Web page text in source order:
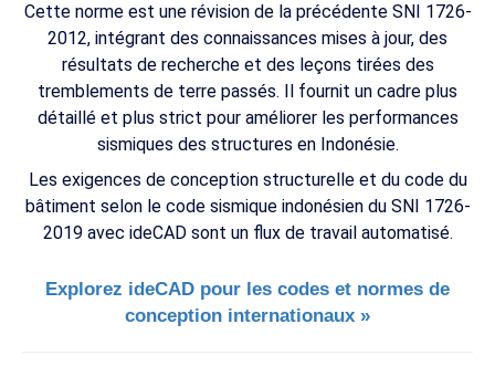
Cette norme est une révision de la précédente SNI 1726-
2012, intégrant des connaissances mises à jour, des
résultats de recherche et des leçons tirées des
tremblements de terre passés. Il fournit un cadre plus
détaillé et plus strict pour améliorer les performances
sismiques des structures en Indonésie.
Les exigences de conception structurelle et du code du
bâtiment selon le code sismique indonésien du SNI 1726-
2019 avec ideCAD sont un flux de travail automatisé.
Explorez ideCAD pour les codes et normes de
conception internationaux »